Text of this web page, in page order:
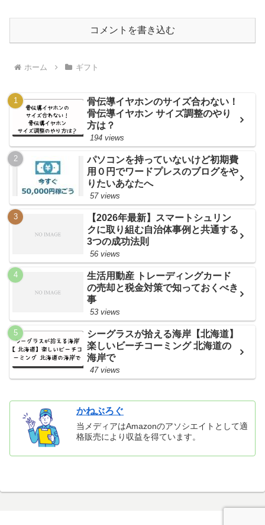
コメントを書き込む
ホーム ギフト
骨伝導イヤホンのサイズ合わない！
骨伝導イヤホン サイズ調整のやり
方は？
194 views
パソコンを持っていないけど初期費
用０円でワードプレスのブログをや
りたいあなたへ
57 views
【2026年最新】スマートシュリン
クに取り組む自治体事例と共通する
3つの成功法則
56 views
生活用動産 トレーディングカード
の売却と税金対策で知っておくべき
事
53 views
シーグラスが拾える海岸【北海道】
楽しいビーチコーミング 北海道の
海岸で
47 views
かねぶろぐ
当メディアはAmazonのアソシエイトとして適
格販売により収益を得ています。